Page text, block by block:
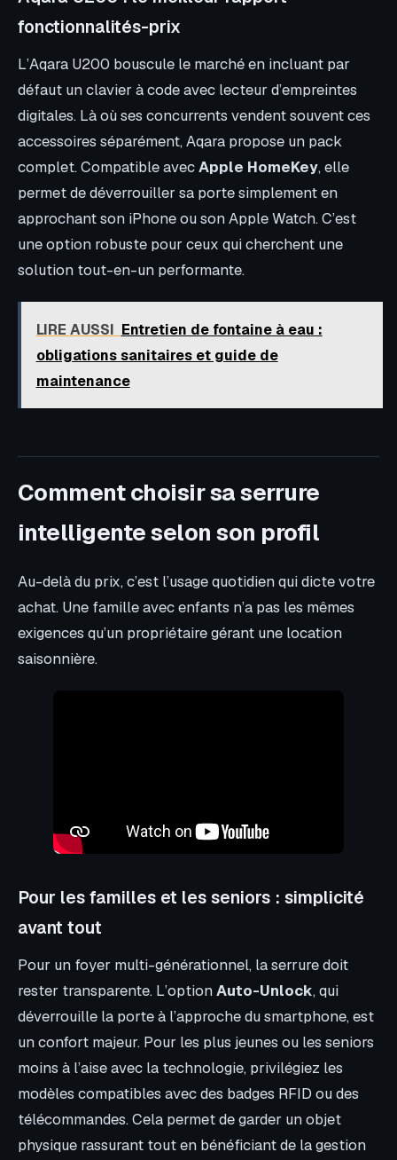
fonctionnalités-prix
L’Aqara U200 bouscule le marché en incluant par
défaut un clavier à code avec lecteur d’empreintes
digitales. Là où ses concurrents vendent souvent ces
accessoires séparément, Aqara propose un pack
complet. Compatible avecApple HomeKey, elle
permet de déverrouiller sa porte simplement en
approchant son iPhone ou son Apple Watch. C’est
une option robuste pour ceux qui cherchent une
solution tout-en-un performante.
LIRE AUSSI Entretien de fontaine à eau :
obligations sanitaires et guide de
maintenance
Comment choisir sa serrure
intelligente selon son profil
Au-delà du prix, c’est l’usage quotidien qui dicte votre
achat. Une famille avec enfants n’a pas les mêmes
exigences qu’un propriétaire gérant une location
saisonnière.
Pour les familles et les seniors : simplicité
avant tout
Pour un foyer multi-générationnel, la serrure doit
rester transparente. L’optionAuto-Unlock, qui
déverrouille la porte à l’approche du smartphone, est
un confort majeur. Pour les plus jeunes ou les seniors
moins à l’aise avec la technologie, privilégiez les
modèles compatibles avec des badges RFID ou des
télécommandes. Cela permet de garder un objet
physique rassurant tout en bénéficiant de la gestion